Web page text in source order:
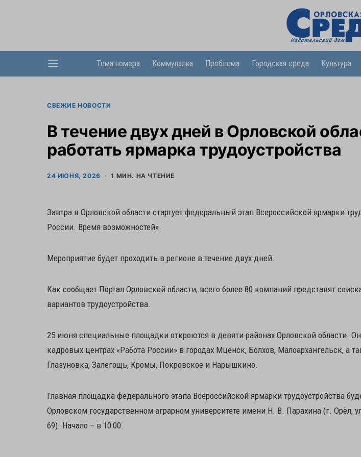
Тема номера Коммуналка Проблема Городская среда Культура
СВЕЖИЕ НОВОСТИ
В течение двух дней в Орловской
работать ярмарка трудоустройства
24 ИЮНЯ, 2026 1 МИН. НА ЧТЕНИЕ
Завтра в Орловской области стартует федеральный этап Всероссийской ярмарки
России. Время возможностей».
Мероприятие будет проходить в регионе в течение двух дней.
Как сообщает Портал Орловской области, всего более 80 компаний представят
вариантов трудоустройства.
25 июня специальные площадки откроются в девяти районах Орловской области.
кадровых центрах «Работа России» в городах Мценск, Болхов, Малоархангельск, а
Глазуновка, Залегощь, Кромы, Покровское и Нарышкино.
Главная площадка федерального этапа Всероссийской ярмарки трудоустройства
Орловском государственном аграрном университете имени Н. В. Парахина (г. Орёл,
69). Начало – в 10:00.